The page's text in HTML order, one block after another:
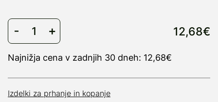
12,68€
Najnižja cena v zadnjih 30 dneh: 12,68€
Izdelki za prhanje in kopanje